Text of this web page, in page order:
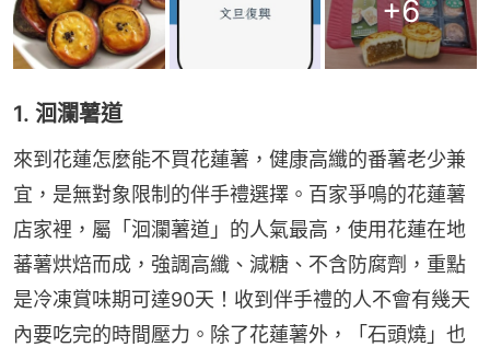
+6
1. 洄瀾薯道
來到花蓮怎麼能不買花蓮薯，健康高纖的番薯老少兼
宜，是無對象限制的伴手禮選擇。百家爭鳴的花蓮薯
店家裡，屬「洄瀾薯道」的人氣最高，使用花蓮在地
蕃薯烘焙而成，強調高纖、減糖、不含防腐劑，重點
是冷凍賞味期可達90天！收到伴手禮的人不會有幾天
內要吃完的時間壓力。除了花蓮薯外，「石頭燒」也